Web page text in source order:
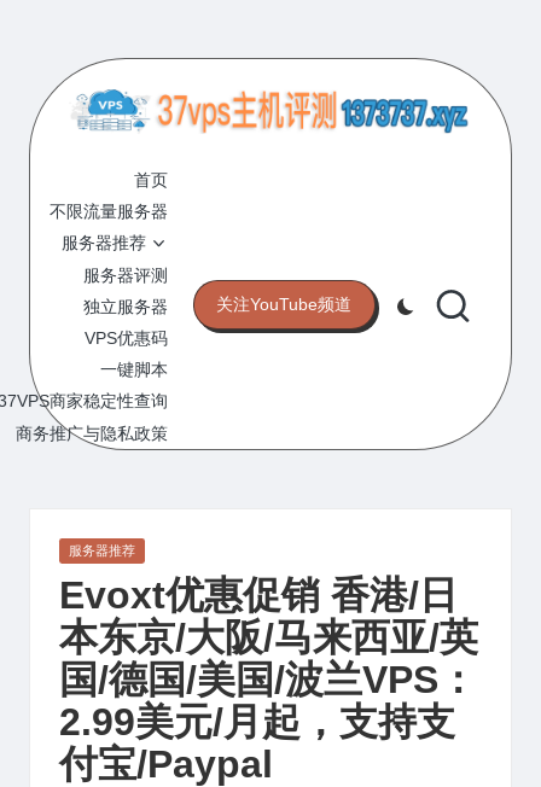
content
7
V
P
S
主
机
评
的
VPS
网
站
首页
不限流量服务器
服务器推荐
服务器评测
独立服务器
VPS优惠码
一键脚本
商家稳定性查询
商务推广与隐私政策
关注YouTube频道
Posted
服务器推荐
Evoxt优惠促销 香港/日
本东京/大阪/马来西亚/英
国/德国/美国/波兰VPS：
2.99美元/月起，支持支
付宝/Paypal